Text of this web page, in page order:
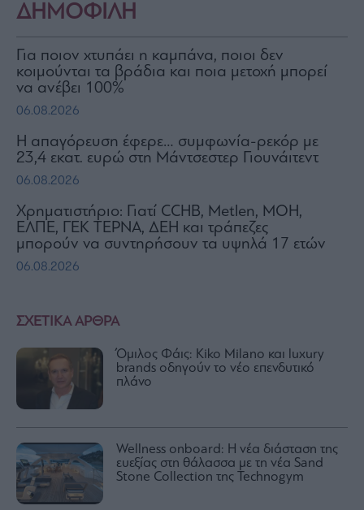
ΣΧΕΤΙΚΑ ΑΡΘΡΑ
Όμιλος Φάις: Kiko Milano και luxury
brands οδηγούν το νέο επενδυτικό
πλάνο
Wellness onboard: Η νέα διάσταση της
ευεξίας στη θάλασσα με τη νέα Sand
Stone Collection της Technogym
ΔΗΜΟΦΙΛΗ
Για ποιον χτυπάει η καμπάνα, ποιοι δεν
κοιμούνται τα βράδια και ποια μετοχή μπορεί
να ανέβει 100%
06.08.2026
Η απαγόρευση έφερε… συμφωνία-ρεκόρ με
23,4 εκατ. ευρώ στη Μάντσεστερ Γιουνάιτεντ
06.08.2026
Χρηματιστήριο: Γιατί CCHB, Metlen, MOH,
ΕΛΠΕ, ΓΕΚ ΤΕΡΝΑ, ΔΕΗ και τράπεζες
μπορούν να συντηρήσουν τα υψηλά 17 ετών
06.08.2026